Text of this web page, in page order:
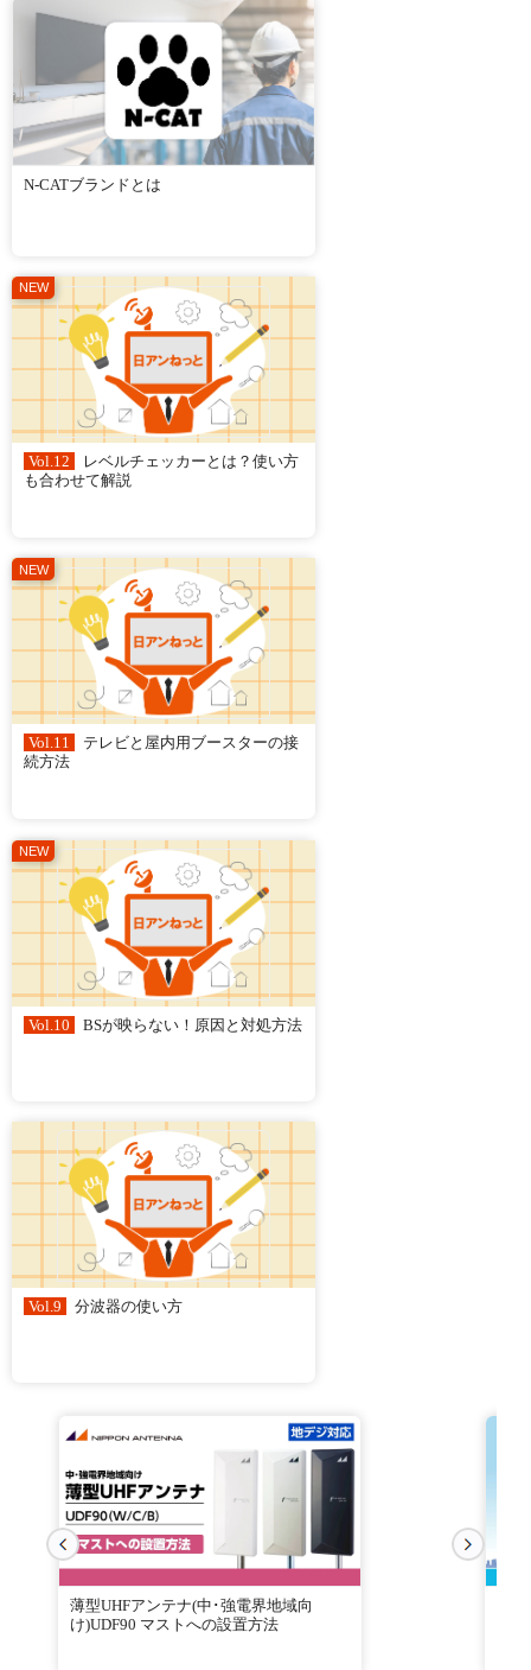
N-CATブランドとは
Vol.12
レベルチェッカーとは？使い方
も合わせて解説
Vol.11
テレビと屋内用ブースターの接
続方法
Vol.10 BSが映らない！原因と対処方法
Vol.9 分波器の使い方
薄型UHFアンテナ(中･強電界地域向
け)UDF90 マストへの設置方法